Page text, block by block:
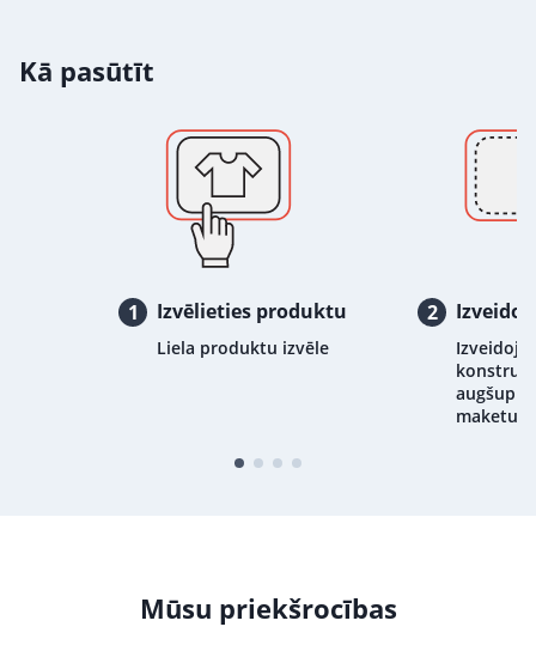
Kā pasūtīt
1 Izvēlieties produktu
Liela produktu izvēle
2
maketu
Mūsu priekšrocības